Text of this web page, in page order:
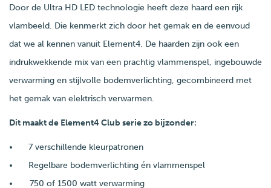
Door de Ultra HD LED technologie heeft deze haard een rijk
vlambeeld. Die kenmerkt zich door het gemak en de eenvoud
dat we al kennen vanuit Element4. De haarden zijn ook een
indrukwekkende mix van een prachtig vlammenspel, ingebouwde
verwarming en stijlvolle bodemverlichting, gecombineerd met
het gemak van elektrisch verwarmen.
Dit maakt de Element4 Club serie zo bijzonder:
7 verschillende kleurpatronen
Regelbare bodemverlichting én vlammenspel
750 of 1500 watt verwarming